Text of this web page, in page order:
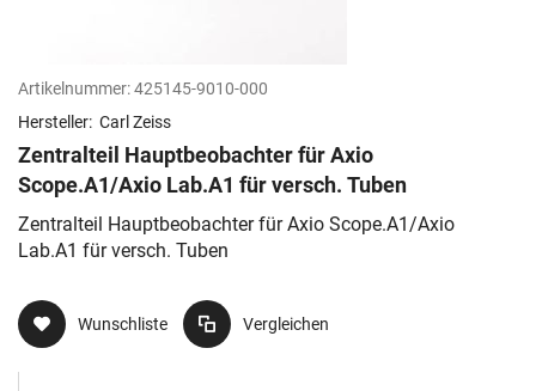
Artikelnummer:425145-9010-000
Hersteller: Carl Zeiss
Zentralteil Hauptbeobachter für Axio
Scope.A1/Axio Lab.A1 für versch. Tuben
Zentralteil Hauptbeobachter für Axio Scope.A1/Axio
Lab.A1 für versch. Tuben
Wunschliste Vergleichen